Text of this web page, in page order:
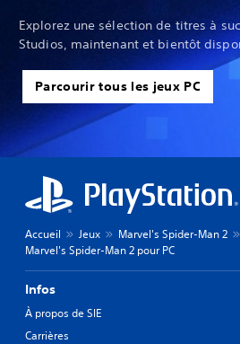
Explorez une sélection de titres à
Studios, maintenant et bientôt
Parcourir tous les jeux PC
Accueil Jeux
Marvel's Spider-Man 2
Marvel's Spider-Man 2 pour PC
Infos
À propos de SIE
Carrières